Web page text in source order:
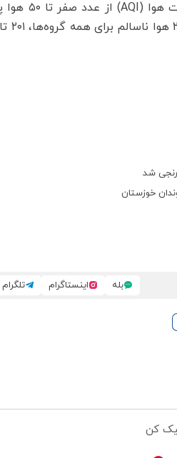
خوزستان
بله اینستاگرام تلگرام
کن